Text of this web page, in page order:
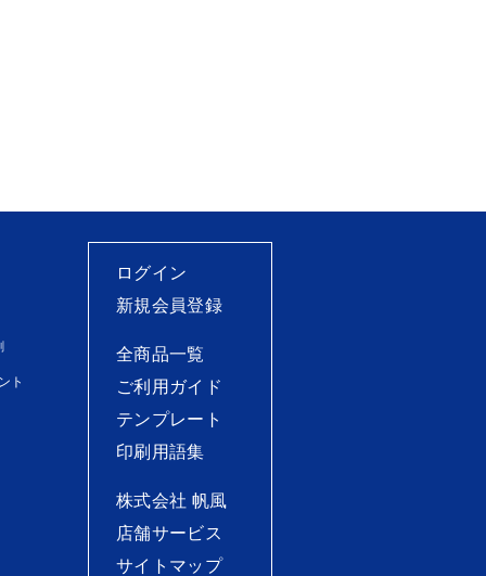
ト
ログイン
新規会員登録
全商品一覧
ご利用ガイド
テンプレート
印刷用語集
株式会社 帆風
店舗サービス
サイトマップ